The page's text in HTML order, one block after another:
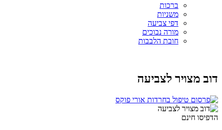
ברכות
משניות
דפי צביעה
מורה נבוכים
חובת הלבבות
דוב מצויר לצביעה
הדפיסו חינם